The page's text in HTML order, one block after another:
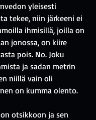
yleisesti
tekee, niin järkeeni ei
ihmisillä, joilla on
jonossa, on kiire
pois. No. Joku
ja sadan metrin
niillä vain oli
on kumma olento.
otsikkoon ja sen